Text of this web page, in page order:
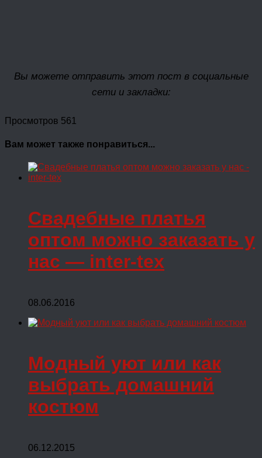
Вы можете отправить этот пост в социальные
сети и закладки:
Просмотров 561
Вам может также понравиться...
Свадебные платья
оптом можно заказать у
нас — inter-tex
08.06.2016
Модный уют или как
выбрать домашний
костюм
06.12.2015